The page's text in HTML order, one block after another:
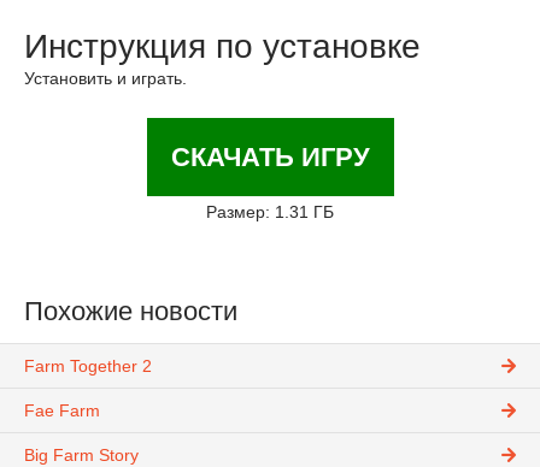
Инструкция по установке
Установить и играть.
СКАЧАТЬ ИГРУ
Размер: 1.31 ГБ
Похожие новости
Farm Together 2
Fae Farm
Big Farm Story